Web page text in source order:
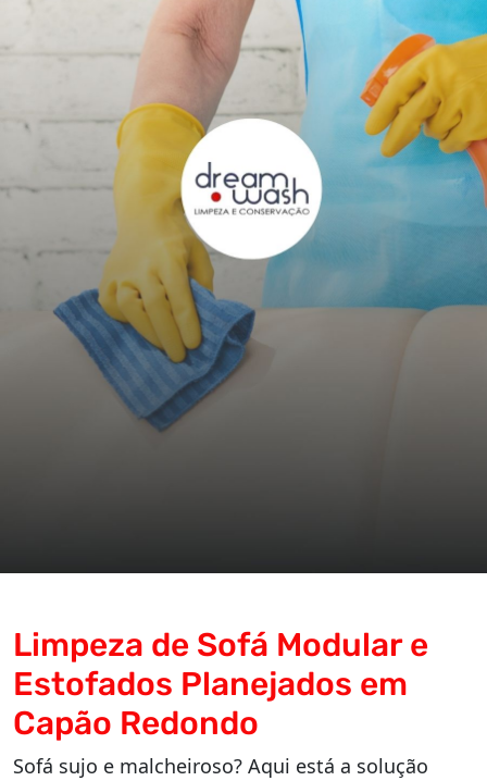
Limpeza de Sofá Modular e
Estofados Planejados em
Capão Redondo
Sofá sujo e malcheiroso? Aqui está a solução